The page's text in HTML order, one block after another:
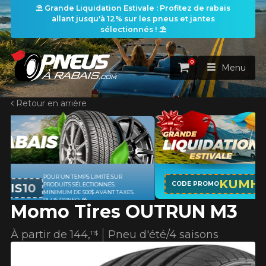
⛱️ Grande Liquidation Estivale : Profitez de rabais
allant jusqu'à 12% sur les pneus et jantes
sélectionnés ! ⛱️
ACCUEIL
PNEUS
RECHERCHE DE PNEUS VOIR TOUT
Rechercher par
Par dimensions Par véhicule
Recherche par dimensions DIAMÈTRE
ROUES
RECHERCHE DE ROUES VOIR TOUT
Par dimensions
ENSEMBLES
RECHERCHE D'ENSEMBLES
PROMOTIONS
Panier
0
Menu
Retour en arrière
Momo Tires OUTRUN M3
Pneu d'été/4 saisons
À partir de144,11$
CODE PROMOKUMHO12
APPLICABLE SUR TOUT ACHAT DE 4
PNEUS DE MARQUE KUMHO* PLUS
D'INFO